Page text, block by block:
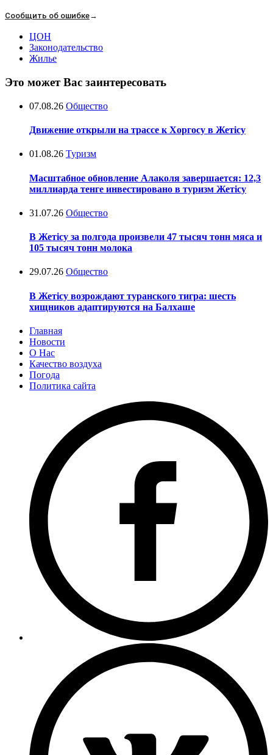
Сообщить об ошибке→
ЦОН
Законодательство
Жилье
Это может Вас заинтересовать
07.08.26 Общество
Движение открыли на трассе к Хоргосу в Жетісу
01.08.26 Туризм
Масштабное обновление Алаколя завершается: 12,3
миллиарда тенге инвестировано в туризм Жетісу
31.07.26 Общество
В Жетісу за полгода произвели 47 тысяч тонн мяса и
105 тысяч тонн молока
29.07.26 Общество
В Жетісу возрождают туранского тигра: шесть
хищников адаптируются на Балхаше
Главная
Новости
О Нас
Качество воздуха
Погода
Политика сайта